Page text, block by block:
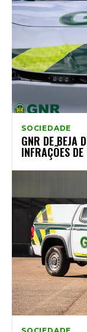
SOCIEDADE
GNR DE BEJA
INFRAÇÕES